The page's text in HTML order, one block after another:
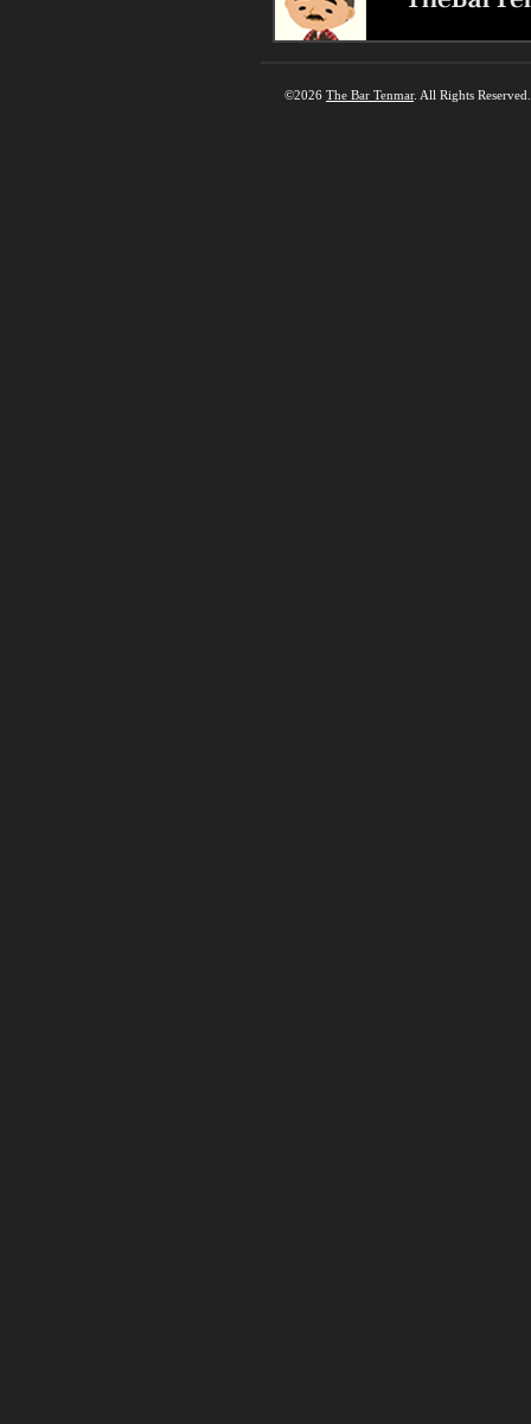
©2026 The Bar Tenmar. All Rights Reserved.